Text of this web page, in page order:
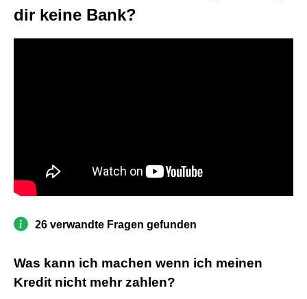
dir keine Bank?
26 verwandte Fragen gefunden
Was kann ich machen wenn ich meinen
Kredit nicht mehr zahlen?